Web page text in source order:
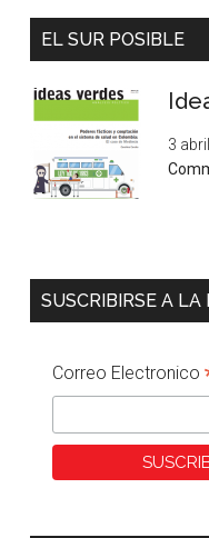
EL SUR POSIBLE
3
SUSCRIBIRSE A LA
Correo Electronico